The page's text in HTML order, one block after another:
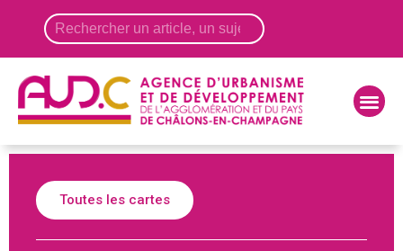
Toutes les cartes
Panneau de gestion des cookies